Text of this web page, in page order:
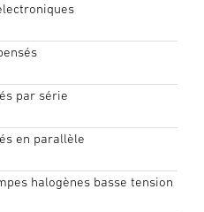
par série
en parallèle
halogènes basse tension